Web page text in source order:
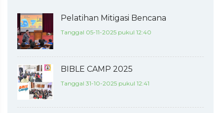
Pelatihan Mitigasi Bencana
Tanggal 05-11-2025 pukul 12:40
BIBLE CAMP 2025
Tanggal 31-10-2025 pukul 12:41